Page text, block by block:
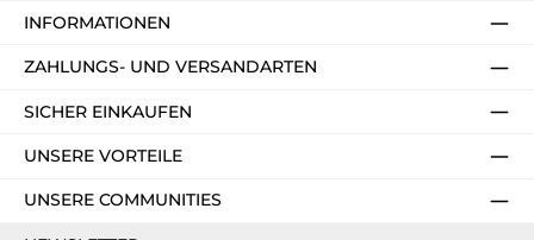
INFORMATIONEN
ZAHLUNGS- UND VERSANDARTEN
SICHER EINKAUFEN
UNSERE VORTEILE
UNSERE COMMUNITIES